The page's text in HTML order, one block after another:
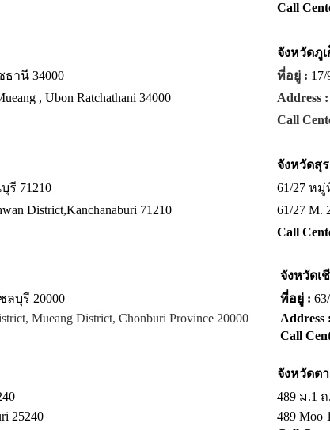
Call
จังหวัดภู
านี 34000 ที่อยู่ :
, Ubon Ratchathani 34000 Address :
Call
จังหวัดสุ
รี 71210
61/27 ห
District,Kanchanaburi 71210
61/27 M.
Call
จังหวัดเ
ลบุรี 20000 ที่อยู่ :
Mueang District, Chonburi Province 20000 Address :
Call
จังหวัดต
489 ม.1
25240
489 Moo